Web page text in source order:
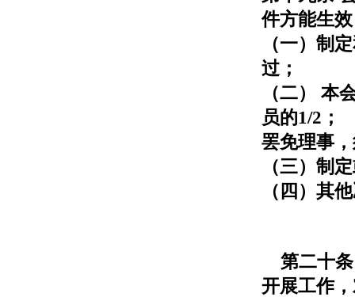
件方能生
（一）制
过；
（二） 本
员的1/2；
罢免理事
（三）制
（四）其
第二十条
开展工作